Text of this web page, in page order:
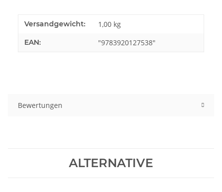
Versandgewicht: 1,00 kg
EAN: "9783920127538"
Bewertungen
ALTERNATIVE